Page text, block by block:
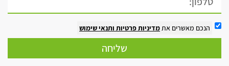
הנכם מאשרים אתמדיניות פרטיות ותנאי שימוש
שליחה